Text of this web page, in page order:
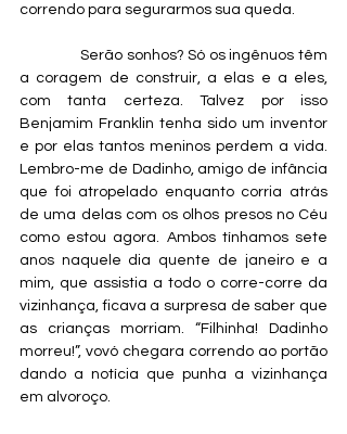
correndo para segurarmos sua queda.
Serão sonhos? Só os ingênuos têm
a coragem de construir, a elas e a eles,
com tanta certeza. Talvez por isso
Benjamim Franklin tenha sido um inventor
e por elas tantos meninos perdem a vida.
Lembro-me de Dadinho, amigo de infância
que foi atropelado enquanto corria atrás
de uma delas com os olhos presos no Céu
como estou agora. Ambos tínhamos sete
anos naquele dia quente de janeiro e a
mim, que assistia a todo o corre-corre da
vizinhança, ficava a surpresa de saber que
as crianças morriam. “Filhinha! Dadinho
morreu!”, vovó chegara correndo ao portão
dando a notícia que punha a vizinhança
em alvoroço.